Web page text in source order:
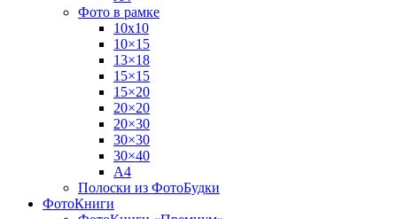
Фото в рамке
10х10
10×15
13×18
15×15
15×20
20×20
20×30
30×30
30×40
A4
Полоски из ФотоБудки
ФотоКниги